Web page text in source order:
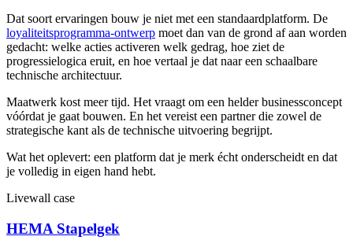
Dat soort ervaringen bouw je niet met een standaardplatform. De
loyaliteitsprogramma-ontwerp moet dan van de grond af aan worden
gedacht: welke acties activeren welk gedrag, hoe ziet de
progressielogica eruit, en hoe vertaal je dat naar een schaalbare
technische architectuur.
Maatwerk kost meer tijd. Het vraagt om een helder businessconcept
vóórdat je gaat bouwen. En het vereist een partner die zowel de
strategische kant als de technische uitvoering begrijpt.
Wat het oplevert: een platform dat je merk écht onderscheidt en dat
je volledig in eigen hand hebt.
Livewall case
HEMA Stapelgek